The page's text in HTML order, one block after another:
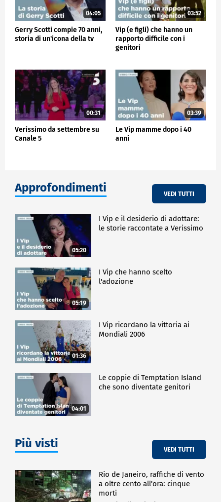
04:05
Gerry Scotti compie 70 anni,
storia di un'icona della tv
03:52
Vip (e figli) che hanno un
rapporto difficile con i
genitori
00:31
Verissimo da settembre su
Canale 5
03:39
Le Vip mamme dopo i 40
anni
Approfondimenti VEDI TUTTI
05:20
I Vip e il desiderio di adottare:
le storie raccontate a Verissimo
05:19
I Vip che hanno scelto
l'adozione
01:36
I Vip ricordano la vittoria ai
Mondiali 2006
04:01
Le coppie di Temptation Island
che sono diventate genitori
Più visti VEDI TUTTI
Rio de Janeiro, raffiche di vento
a oltre cento all'ora: cinque
morti